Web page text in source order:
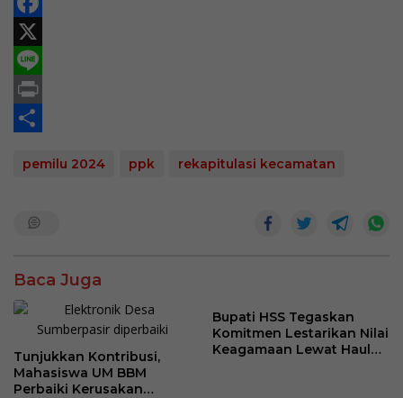
h
a
t
s
F
a
c
e
X
L
P
pemilu 2024 ppk rekapitulasi kecamatan
Baca Juga
Tunjukkan Kontribusi,
Mahasiswa UM BBM
Perbaiki Kerusakan
Bupati HSS Tegaskan
Komitmen Lestarikan Nilai
Keagamaan Lewat Haul